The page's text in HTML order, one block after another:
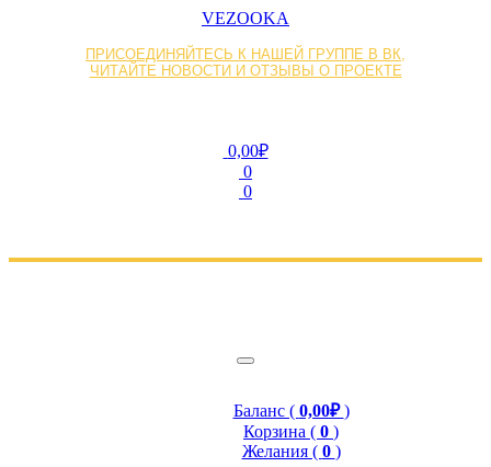
VEZOOKA
ПРИСОЕДИНЯЙТЕСЬ К НАШЕЙ ГРУППЕ В ВК,
ЧИТАЙТЕ НОВОСТИ И ОТЗЫВЫ О ПРОЕКТЕ
0,00₽
0
0
Баланс ( 0,00₽)
Корзина ( 0 )
Желания ( 0 )